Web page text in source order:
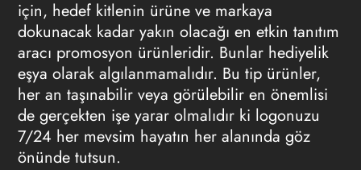
için, hedef kitlenin ürüne ve markaya
dokunacak kadar yakın olacağı en etkin tanıtım
aracı promosyon ürünleridir. Bunlar hediyelik
eşya olarak algılanmamalıdır. Bu tip ürünler,
her an taşınabilir veya görülebilir en önemlisi
de gerçekten işe yarar olmalıdır ki logonuzu
7/24 her mevsim hayatın her alanında göz
önünde tutsun.